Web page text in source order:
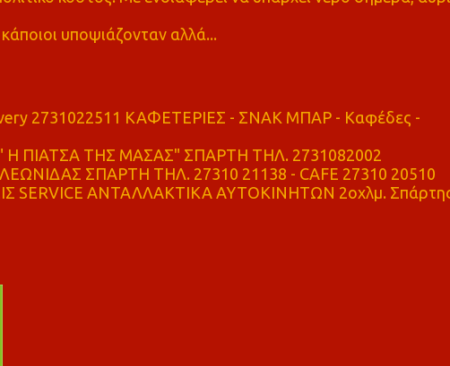
υποψιάζονταν αλλά...
2731022511 ΚΑΦΕΤΕΡΙΕΣ - ΣΝΑΚ ΜΠΑΡ - Καφέδες -
ΠΙΑΤΣΑ ΤΗΣ ΜΑΣΑΣ" ΣΠΑΡΤΗ ΤΗΛ. 2731082002
ΣΠΑΡΤΗ ΤΗΛ. 27310 21138 - CAFE 27310 20510
ΑΝΤΑΛΛΑΚΤΙΚΑ ΑΥΤΟΚΙΝΗΤΩΝ 2οχλμ.